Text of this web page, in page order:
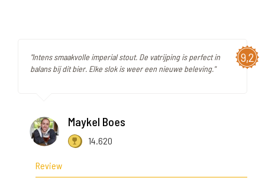
9,2
"Intens smaakvolle imperial stout. De vatrijping is perfect in
balans bij dit bier. Elke slok is weer een nieuwe beleving."
Maykel Boes
14.620
Review